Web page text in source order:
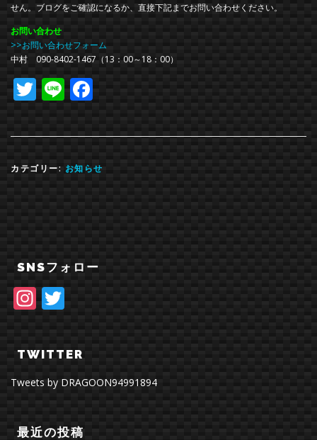
せん。ブログをご確認になるか、直接下記までお問い合わせください。
お問い合わせ
>>お問い合わせフォーム
中村 090-8402-1467（13：00～18：00）
Twitter
Line
カテゴリー: お知らせ
SNSフォロー
Instagram
TWITTER
Tweets by DRAGOON94991894
最近の投稿